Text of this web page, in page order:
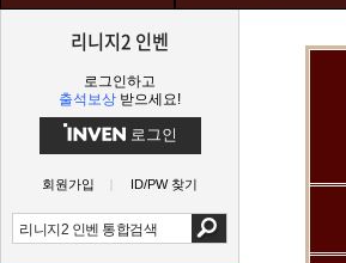
리니지2 인벤
로그인하고
출석보상 받으세요!
로그인
회원가입 ID/PW 찾기